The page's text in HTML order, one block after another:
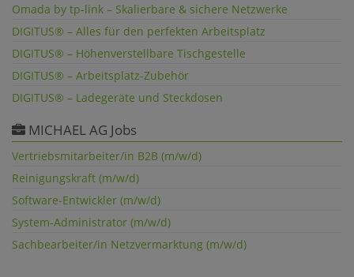
Omada by tp-link – Skalierbare & sichere Netzwerke
DIGITUS® – Alles für den perfekten Arbeitsplatz
DIGITUS® – Höhenverstellbare Tischgestelle
DIGITUS® – Arbeitsplatz-Zubehör
DIGITUS® – Ladegeräte und Steckdosen
MICHAEL AG Jobs
Vertriebsmitarbeiter/in B2B (m/w/d)
Reinigungskraft (m/w/d)
Software-Entwickler (m/w/d)
System-Administrator (m/w/d)
Sachbearbeiter/in Netzvermarktung (m/w/d)